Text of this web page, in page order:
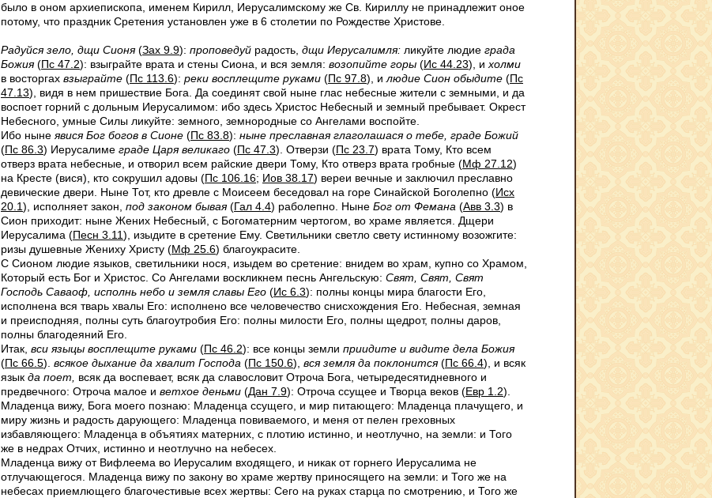
было в оном архиепископа, именем Кирилл, Иерусалимскому же Св. Кириллу не принадлежит оное
потому, что праздник Сретения установлен уже в 6 столетии по Рождестве Христове.
Радуйся зело, дщи Сионя(Зах 9.9): проповедуй радость, дщи Иерусалимля: ликуйте людие града
Божия(Пс 47.2): взыграйте врата и стены Сиона, и вся земля: возопийте горы (Ис 44.23), и холми
в восторгах взыграйте (Пс 113.6): реки восплещите руками (Пс 97.8), и людие Сион обыдите (Пс
47.13), видя в нем пришествие Бога. Да соединят свой ныне глас небесные жители с земными, и да
воспоет горний с дольным Иерусалимом: ибо здесь Христос Небесный и земный пребывает. Окрест
Небесного, умные Силы ликуйте: земного, земнородные со Ангелами воспойте.
Ибо ныне явися Бог богов в Сионе (Пс 83.8): ныне преславная глаголашася о тебе, граде Божий
(Пс 86.3) Иерусалиме граде Царя великаго (Пс 47.3). Отверзи (Пс 23.7) врата Тому, Кто всем
отверз врата небесные, и отворил всем райские двери Тому, Кто отверз врата гробные (Мф 27.12)
на Кресте (вися), кто сокрушил адовы (Пс 106.16; Иов 38.17) вереи вечные и заключил преславно
девические двери. Ныне Тот, кто древле с Моисеем беседовал на горе Синайской Боголепно (Исх
20.1), исполняет закон, под законом бывая(Гал 4.4) раболепно. Ныне Бог от Фемана (Авв 3.3) в
Сион приходит: ныне Жених Небесный, с Богоматерним чертогом, во храме является. Дщери
Иерусалима (Песн 3.11), изыдите в сретение Ему. Светильники светло свету истинному возожгите:
ризы душевные Жениху Христу (Мф 25.6) благоукрасите.
С Cиoном людие языков, светильники нося, изыдем во сретение: внидем во храм, купно со Храмом,
Который есть Бог и Христос. Со Ангелами воскликнем песнь Ангельскую: Свят, Свят, Свят
Господь Саваоф, исполнь небо и земля славы Его (Ис 6.3): полны концы мира благости Его,
исполнена вся тварь хвалы Его: исполнено все человечество снисхождения Его. Небесная, земная
и преисподняя, полны суть благоутробия Его: полны милости Его, полны щедрот, полны даров,
полны благодеяний Его.
Итак, вси языцы восплещите руками (Пс 46.2): все концы земли приидите и видите дела Божия
(Пс 66.5). всякое дыхание да хвалит Господа (Пс 150.6), вся земля да поклонится(Пс 66.4), и всяк
язык да поет,
всяк да воспевает, всяк да славословит Отроча Бога, четыредесятидневного и
предвечного: Отроча малое и ветхое деньми (Дан 7.9): Отроча ссущее и Творца веков (Евр 1.2).
Младенца вижу, Бога моего познаю: Младенца ссущего, и мир питающего: Младенца плачущего, и
миру жизнь и радость дарующего: Младенца повиваемого, и меня от пелен греховных
избавляющего: Младенца в объятиях матерних, с плотию истинно, и неотлучно, на земли: и Того
же в недрах Отчих, истинно и неотлучно на небесех.
Младенца вижу от Вифлеема во Иерусалим входящего, и никак от горнего Иерусалима не
отлучающегося. Младенца вижу по закону во храме жертву приносящего на земли: и Того же на
небесах приемлющего благочестивые всех жертвы: Сего на руках старца по смотрению, и Того же